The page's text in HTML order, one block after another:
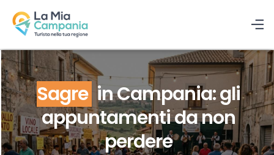
Sagre in Campania: gli
appuntamenti da non
perdere